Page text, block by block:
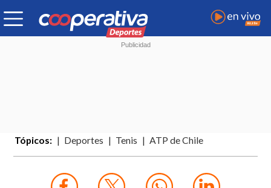
Tópicos: Deportes Tenis ATP de Chile